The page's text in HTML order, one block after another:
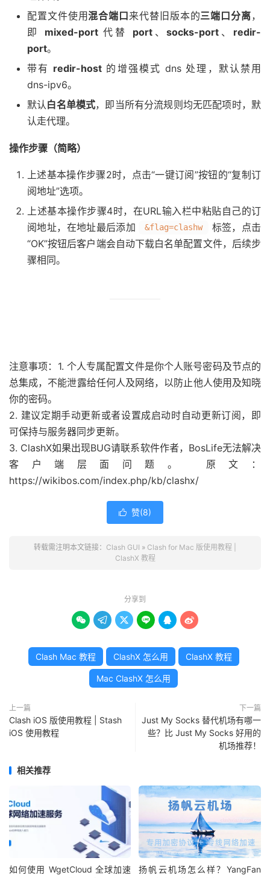
配置文件使用混合端口来代替旧版本的三端口分离，
即 mixed-port代替 port、socks-port 、 redir-
port。
带有 redir-host 的增强模式 dns 处理，默认禁用
dns-ipv6。
默认白名单模式，即当所有分流规则均无匹配项时，默
认走代理。
操作步骤（简略）
上述基本操作步骤2时，点击“一键订阅”按钮的“复制订
阅地址”选项。
上述基本操作步骤4时，在URL输入栏中粘贴自己的订
阅地址，在地址最后添加
&flag=clashw
标签，点击
“OK”按钮后客户端会自动下载白名单配置文件，后续步
骤相同。
注意事项： 1. 个人专属配置文件是你个人账号密码及节点的
总集成，不能泄露给任何人及网络，以防止他人使用及知晓
你的密码。
2. 建议定期手动更新或者设置成启动时自动更新订阅，即
可保持与服务器同步更新。
3. ClashX如果出现BUG请联系软件作者，BosLife无法解决
客户端层面问题。 原文：
https://wikibos.com/index.php/kb/clashx/
 赞(8)
转载需注明本文链接： Clash GUI » Clash for Mac 版使用教程 |
ClashX 教程
分享到
     
Clash Mac 教程 ClashX 怎么用 ClashX 教程
Mac ClashX 怎么用
上一篇
Clash iOS 版使用教程 | Stash
iOS 使用教程
下一篇
Just My Socks 替代机场有哪一
些？比 Just My Socks 好用的
机场推荐！
相关推荐
如何使用 WgetCloud 全球加速
扬帆云机场怎么样？YangFan